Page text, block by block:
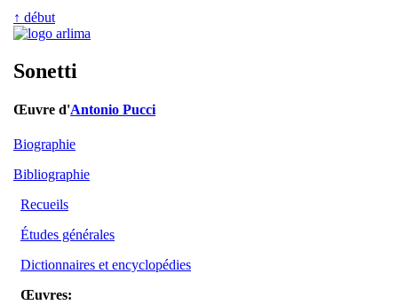
↑ début
Sonetti
Œuvre d'Antonio Pucci
Biographie
Bibliographie
Recueils
Études générales
Dictionnaires et encyclopédies
Œuvres: